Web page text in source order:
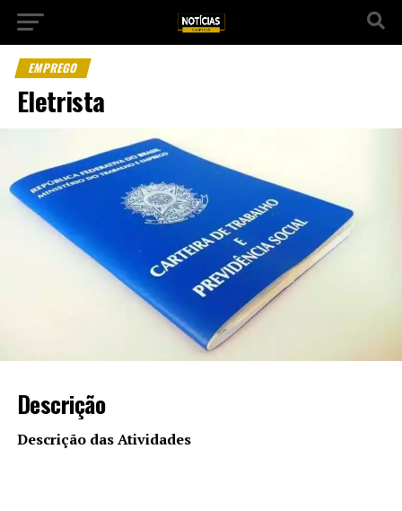
EMPREGO
Eletrista
Descrição
Descrição das Atividades